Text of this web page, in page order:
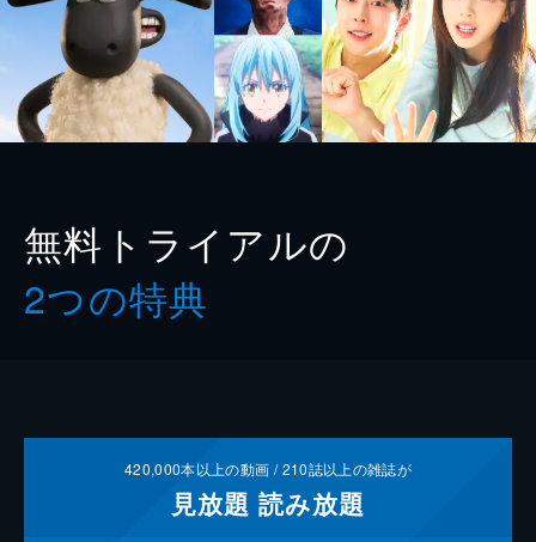
無料トライアルの
2つの特典
420,000本以上の動画 /210誌以上の雑誌が
見放題 読み放題